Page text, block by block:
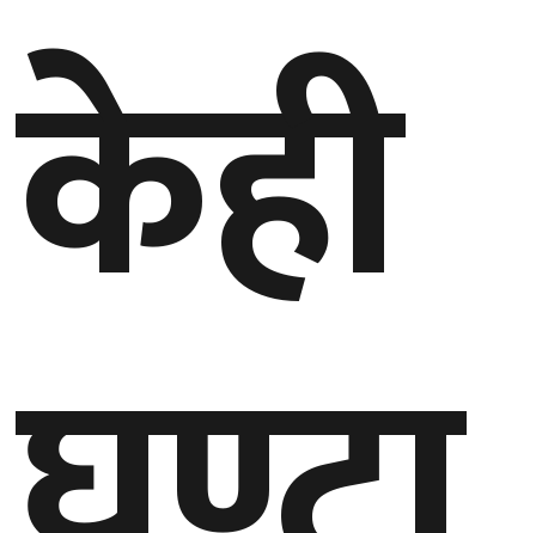
समाज
विचार
मनाेरञ्जन
कला/
साहित्य
केही